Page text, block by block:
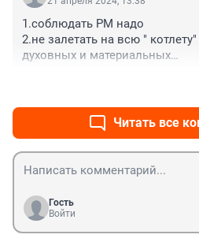
1.соблюдать РМ надо
2.не залетать на всю "
духовных и материальных
итог: печален как правило,
выбросят на дорогу палимого
Читать все
Гость
Войти